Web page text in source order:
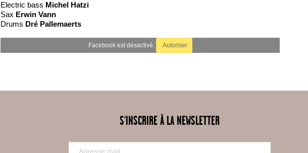
Electric bass Michel Hatzi
Sax Erwin Vann
Drums Dré Pallemaerts
Facebook est désactivé. Autoriser
S'INSCRIRE À LA NEWSLETTER